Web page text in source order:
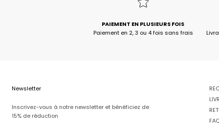
PAIEMENT EN PLUSIEURS FOIS
Paiement en 2, 3 ou 4 fois sans frais
Newsletter
Inscrivez-vous à notre newsletter et bénéficiez de
15% de réduction